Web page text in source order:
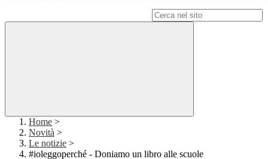
Home >
Novità >
Le notizie >
#ioleggoperché - Doniamo un libro alle scuole